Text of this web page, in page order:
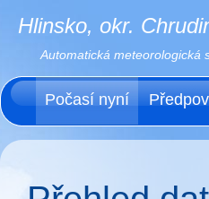
Hlinsko, okr.
Automatická meteorologická
Počasí nyní